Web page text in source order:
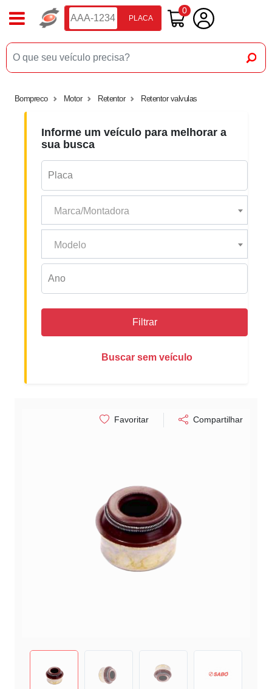
PLACA
0
Bompreco Motor Retentor Retentor valvulas
Informe um veículo para melhorar a
sua busca
Marca/Montadora
Modelo
Filtrar
Buscar sem veículo
Favoritar Compartilhar